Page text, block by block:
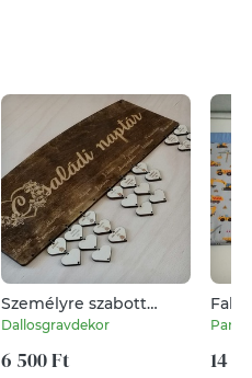
Személyre szabott
Családi naptár
Dallosgravdekor
6 500 Ft 14